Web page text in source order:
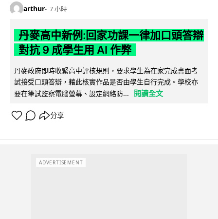
arthur 7 小時
丹麥高中新例:回家功課一律加口頭答辯
對抗 9 成學生用 AI 作弊
丹麥政府即時收緊高中評核規則，要求學生為在家完成書面考
試接受口頭答辯，藉此核實作品是否由學生自行完成。學校亦
要在筆試監察電腦螢幕、設定網絡防...
閱讀全文
分享
ADVERTISEMENT